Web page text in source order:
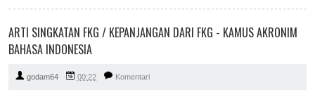
ARTI SINGKATAN FKG / KEPANJANGAN DARI FKG - KAMUS AKRONIM
BAHASA INDONESIA
godam64 00:22 Komentari